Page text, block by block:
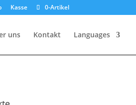
Kasse 0-Artikel
uns Kontakt Languages